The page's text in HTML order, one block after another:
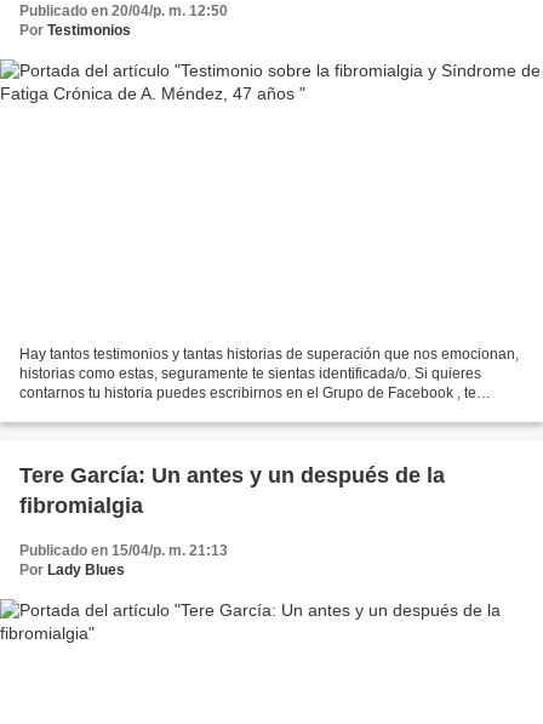
Publicado en 20/04/p. m. 12:50
Por Testimonios
Hay tantos testimonios y tantas historias de superación que nos emocionan,
historias como estas, seguramente te sientas identificada/o. Si quieres
contarnos tu historia puedes escribirnos en el Grupo de Facebook , te
Tere García: Un antes y un después de la
fibromialgia
Publicado en 15/04/p. m. 21:13
Por Lady Blues